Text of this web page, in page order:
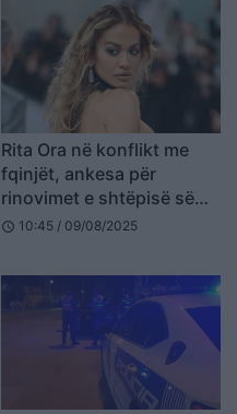
Rita Ora në konflikt me
fqinjët, ankesa për
rinovimet e shtëpisë së
saj në Londër
schedule 10:45 / 09/08/2025